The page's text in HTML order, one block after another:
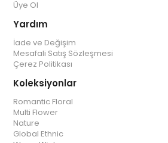
Üye Ol
Yardım
İade ve Değişim
Mesafali Satış Sözleşmesi
Çerez Politikası
Koleksiyonlar
Romantic Floral
Multi Flower
Nature
Global Ethnic